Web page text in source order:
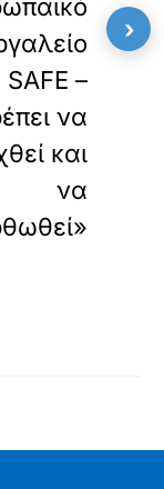
SAFE –
να
και
να
›